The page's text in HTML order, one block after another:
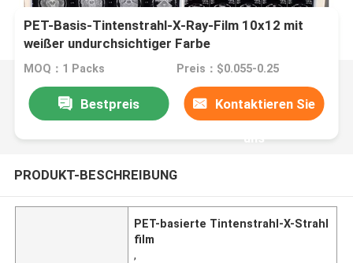
PET-Basis-Tintenstrahl-X-Ray-Film 10x12 mit
weißer undurchsichtiger Farbe
MOQ：1 Packs Preis：$0.055-0.25
Bestpreis Kontaktieren Sie
uns
PRODUKT-BESCHREIBUNG
PET-basierte Tintenstrahl-X-Strahl
film
,